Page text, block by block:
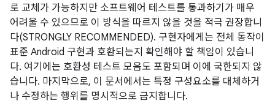
로 교체가 가능하지만 소프트웨어 테스트를 통과하기가 매우
어려울 수 있으므로 이 방식을 따르지 않을 것을 적극 권장합니
다(STRONGLY RECOMMENDED). 구현자에게는 전체 동작이
표준 Android 구현과 호환되는지 확인해야 할 책임이 있습니
다. 여기에는 호환성 테스트 모음도 포함되며 이에 국한되지 않
습니다. 마지막으로, 이 문서에서는 특정 구성요소를 대체하거
나 수정하는 행위를 명시적으로 금지합니다.